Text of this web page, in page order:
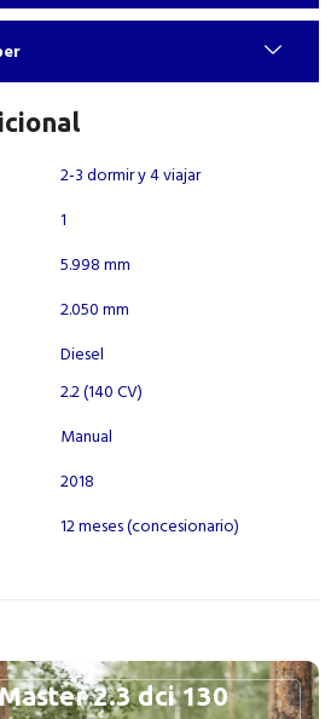
2.3 dci 130
2-3 dormir y 4 viajar
1
5.998 mm
2.050 mm
Diesel
2.2 (140 CV)
Manual
2018
12 meses (concesionario)